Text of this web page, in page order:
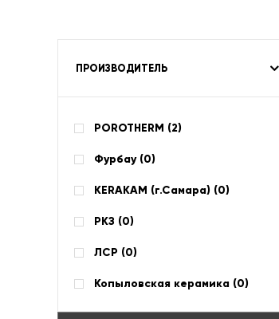
ПРОИЗВОДИТЕЛЬ
POROTHERM (2)
Фурбау (0)
KERAKAM (г.Самара) (0)
РКЗ (0)
ЛСР (0)
Копыловская керамика (0)